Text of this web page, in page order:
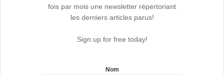
fois par mois une newsletter répertoriant
les derniers articles parus!
Sign up for free today!
Nom